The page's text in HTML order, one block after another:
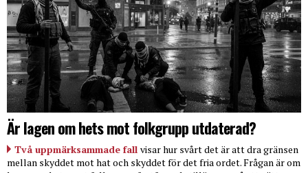
Är lagen om hets mot folkgrupp utdaterad?
Två uppmärksammade fall visar hur svårt det är att dra gränsen
mellan skyddet mot hat och skyddet för det fria ordet. Frågan är om